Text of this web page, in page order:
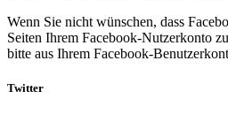
Wenn Sie nicht wünschen, dass
Seiten Ihrem Facebook-Nutzerkonto
bitte aus Ihrem Facebook-
Twitter